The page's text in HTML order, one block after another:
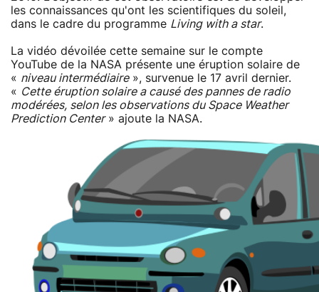
les connaissances qu'ont les scientifiques du soleil,
dans le cadre du programme Living with a star.
La vidéo dévoilée cette semaine sur le compte
YouTube de la NASA présente une éruption solaire de
« niveau intermédiaire», survenue le 17 avril dernier.
« Cette éruption solaire a causé des pannes de radio
modérées, selon les observations du Space Weather
Prediction Center» ajoute la NASA.